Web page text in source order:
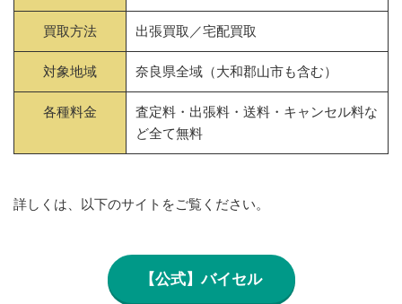
買取方法 出張買取／宅配買取
対象地域 奈良県全域（大和郡山市も含む）
各種料金
査定料・出張料・送料・キャンセル料な
ど全て無料
詳しくは、以下のサイトをご覧ください。
【公式】バイセル